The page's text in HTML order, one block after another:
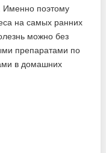
Именно поэтому
на самых ранних
можно без
препаратами по
в домашних